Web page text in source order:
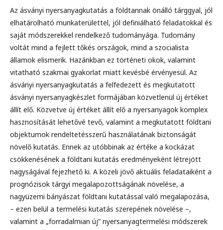
Az ásványi nyersanyagkutatás a földtannak önálló tárggyal, jól
elhatárolható munkaterülettel, jól definiálható feladatokkal és
saját módszerekkel rendelkező tudományága. Tudomány
voltát mind a fejlett tőkés országok, mind a szocialista
államok elismerik. Hazánkban ez történeti okok, valamint
vitatható szakmai gyakorlat miatt kevésbé érvényesül. Az
ásványi nyersanyagkutatás a felfedezett és megkutatott
ásványi nyersanyagkészlet formájában közvetlenül új értéket
állít elő. Közvetve új értéket állít elő a nyersanyagok komplex
hasznosítását lehetővé tevő, valamint a megkutatott földtani
objektumok rendeltetésszerű használatának biztonságát
növelő kutatás. Ennek az utóbbinak az értéke a kockázat
csökkenésének a földtani kutatás eredményeként létrejött
nagyságával fejezhető ki. A közeli jövő aktuális feladataiként a
prognózisok tárgyi megalapozottságának növelése, a
nagyüzemi bányászat földtani kutatással való megalapozása,
– ezen belül a termelési kutatás szerepének növelése –,
valamint a „forradalmian új” nyersanyagtermelési módszerek